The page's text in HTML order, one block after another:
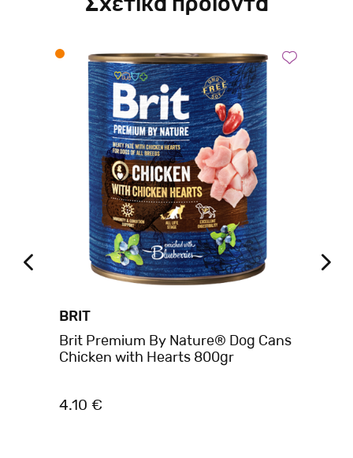
BRIT
Brit Premium By Nature® Dog Cans
Chicken with Hearts 800gr
4.10 €